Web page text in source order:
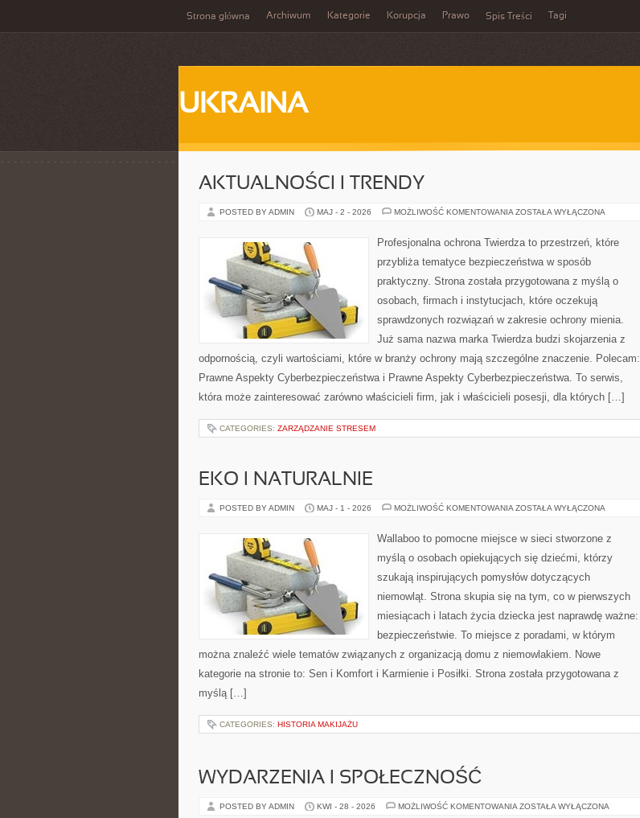
Strona główna Archiwum Kategorie Korupcja Prawo Spis Treści Tagi
UKRAINA
AKTUALNOŚCI I TRENDY
POSTED BY ADMIN MAJ - 2 - 2026 MOŻLIWOŚĆ KOMENTOWANIA AKTUALNOŚCI
ZOSTAŁA WYŁĄCZONA
Profesjonalna ochrona Twierdza to przestrzeń, które
przybliża tematyce bezpieczeństwa w sposób
praktyczny. Strona została przygotowana z myślą o
osobach, firmach i instytucjach, które oczekują
sprawdzonych rozwiązań w zakresie ochrony mienia.
Już sama nazwa marka Twierdza budzi skojarzenia z
odpornością, czyli wartościami, które w branży ochrony mają szczególne znaczenie. Polecam:
Prawne Aspekty Cyberbezpieczeństwa i Prawne Aspekty Cyberbezpieczeństwa. To serwis,
która może zainteresować zarówno właścicieli firm, jak i właścicieli posesji, dla których […]
CATEGORIES: ZARZĄDZANIE STRESEM
EKO I NATURALNIE
POSTED BY ADMIN MAJ - 1 - 2026 MOŻLIWOŚĆ KOMENTOWANIA EKO
ZOSTAŁA WYŁĄCZONA
Wallaboo to pomocne miejsce w sieci stworzone z
myślą o osobach opiekujących się dziećmi, którzy
szukają inspirujących pomysłów dotyczących
niemowląt. Strona skupia się na tym, co w pierwszych
miesiącach i latach życia dziecka jest naprawdę ważne:
bezpieczeństwie. To miejsce z poradami, w którym
można znaleźć wiele tematów związanych z organizacją domu z niemowlakiem. Nowe
kategorie na stronie to: Sen i Komfort i Karmienie i Posiłki. Strona została przygotowana z
myślą […]
CATEGORIES: HISTORIA MAKIJAŻU
WYDARZENIA I SPOŁECZNOŚĆ
POSTED BY ADMIN KWI - 28 - 2026 MOŻLIWOŚĆ KOMENTOWANIA WYDARZENIA
ZOSTAŁA WYŁĄCZONA